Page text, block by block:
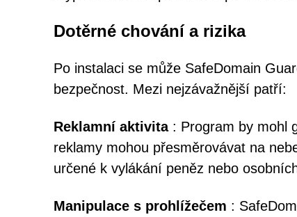
Dotěrné chování a rizika
Po instalaci se může SafeDomain
bezpečnost. Mezi nejzávažnější patří:
Reklamní aktivita: Program by mohl
reklamy mohou přesměrovávat na
určené k vylákání peněz nebo
Manipulace s prohlížečem :